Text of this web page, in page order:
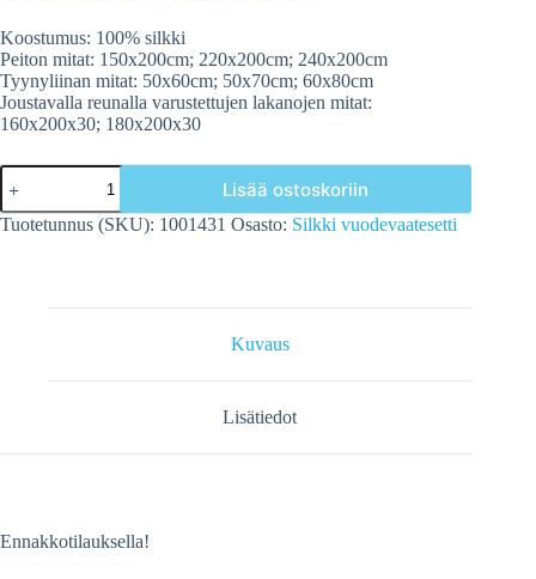
Koostumus: 100% silkki
Peiton mitat: 150x200cm; 220x200cm; 240x200cm
Tyynyliinan mitat: 50x60cm; 50x70cm; 60x80cm
Joustavalla reunalla varustettujen lakanojen mitat:
160x200x30; 180x200x30
Sisältäen
vetoketjun,
50x60
cm,
Lisää ostoskoriin
Tuotetunnus (SKU): 1001431 Osasto: Silkki vuodevaatesetti
Kuvaus
Lisätiedot
Ennakkotilauksella!